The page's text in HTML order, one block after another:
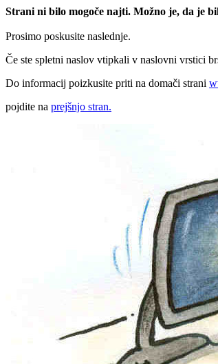
Strani ni bilo mogoče najti. Možno je, da je
Prosimo poskusite naslednje.
Če ste spletni naslov vtipkali v naslovni vrstici
Do informacij poizkusite priti na domači strani
pojdite na prejšnjo stran.